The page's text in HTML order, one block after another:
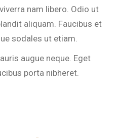
nam libero. Odio ut
aliquam. Faucibus et
sodales ut etiam.
augue neque. Eget
porta nibheret.